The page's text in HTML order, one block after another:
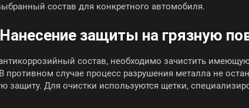
состав для конкретного автомобиля.
защиты на грязную
состав, необходимо зачистить
противном случае процесс разрушения металла не
защиту. Для очистки используются щетки,